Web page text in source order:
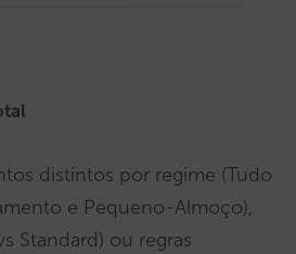
distintos por regime (Tudo
e Pequeno-Almoço),
Standard) ou regras